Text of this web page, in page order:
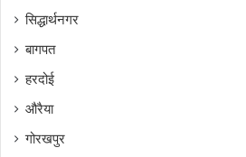
सिद्धार्थनगर
बागपत
हरदोई
औरैया
गोरखपुर